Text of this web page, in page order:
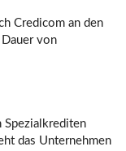
Credicom an den
von
Spezialkrediten
das Unternehmen